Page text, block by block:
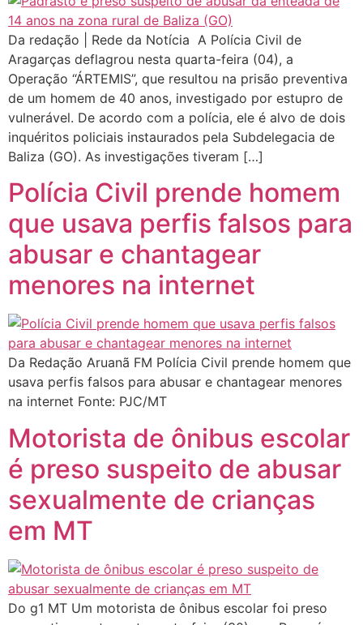
Da redação | Rede da Notícia A Polícia Civil de
Aragarças deflagrou nesta quarta-feira (04), a
Operação “ÁRTEMIS”, que resultou na prisão preventiva
de um homem de 40 anos, investigado por estupro de
vulnerável. De acordo com a polícia, ele é alvo de dois
inquéritos policiais instaurados pela Subdelegacia de
Baliza (GO). As investigações tiveram […]
Polícia Civil prende homem
que usava perfis falsos para
abusar e chantagear
menores na internet
Da Redação Aruanã FM Polícia Civil prende homem que
usava perfis falsos para abusar e chantagear menores
na internet Fonte: PJC/MT
Motorista de ônibus escolar
é preso suspeito de abusar
sexualmente de crianças
em MT
Do g1 MT Um motorista de ônibus escolar foi preso